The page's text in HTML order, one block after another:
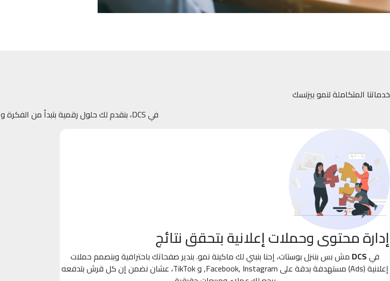
خدماتنا المتكاملة لنمو بيزنسك
في DCS، بنقدم لك حلول رقمية بتبدأ من الفكرة وتوصل بيك للقمة.
إدارة محتوى وحملات إعلانية بتحقق نتائج
فيDCS مش بس بننزل بوستات، إحنا بنبني لك ماكينة نمو. بندير صفحاتك باحترافية وبنصمم حملات
إعلانية (Ads) مستهدفة بدقة على Facebook, Instagram, و TikTok، عشان نضمن إن كل قرش بتدفعه